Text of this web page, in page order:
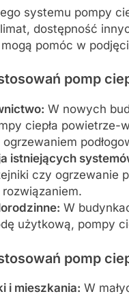
systemu pompy
dostępność
pomóc w
pomp
W nowych
ciepła powietrze-
ogrzewaniem
istniejących
czy ogrzewanie
W
użytkową, pompy
pomp
i mieszkania: W